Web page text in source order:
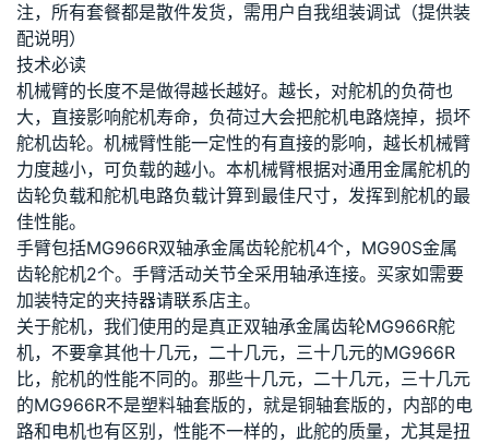
注，所有套餐都是散件发货，需用户自我组装调试（提供装
配说明）
技术必读
机械臂的长度不是做得越长越好。越长，对舵机的负荷也
大，直接影响舵机寿命，负荷过大会把舵机电路烧掉，损坏
舵机齿轮。机械臂性能一定性的有直接的影响，越长机械臂
力度越小，可负载的越小。本机械臂根据对通用金属舵机的
齿轮负载和舵机电路负载计算到最佳尺寸，发挥到舵机的最
佳性能。
手臂包括MG966R双轴承金属齿轮舵机4个，MG90S金属
齿轮舵机2个。手臂活动关节全采用轴承连接。买家如需要
加装特定的夹持器请联系店主。
关于舵机，我们使用的是真正双轴承金属齿轮MG966R舵
机，不要拿其他十几元，二十几元，三十几元的MG966R
比，舵机的性能不同的。那些十几元，二十几元，三十几元
的MG966R不是塑料轴套版的，就是铜轴套版的，内部的电
路和电机也有区别，性能不一样的，此舵的质量，尤其是扭